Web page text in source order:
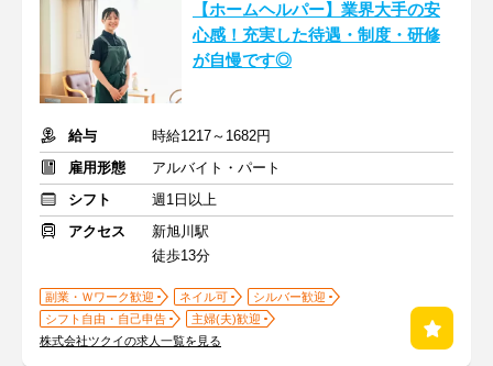
【ホームヘルパー】業界大手の安
心感！充実した待遇・制度・研修
が自慢です◎
給与
時給1217～1682円
雇用形態
アルバイト・パート
シフト
週1日以上
アクセス
新旭川駅
徒歩13分
副業・Ｗワーク歓迎 ネイル可
シルバー歓迎
シフト自由・自己申告
主婦(夫)歓迎
株式会社ツクイの求人一覧を見る